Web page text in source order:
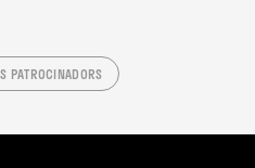
PATROCINADORS